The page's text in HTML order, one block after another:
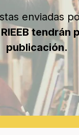
enviadas
tendrán
publicación.